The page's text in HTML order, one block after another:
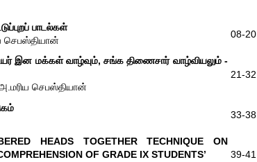
பாடல்கள்
செபஸ்தியான்
08-20
இன மக்கள் வாழ்வும், சங்க திணைசார் வாழ்வியலும் -
செபஸ்தியான்
21-32
33-38
HEADS TOGETHER TECHNIQUE ON
OF GRADE IX STUDENTS’
39-41